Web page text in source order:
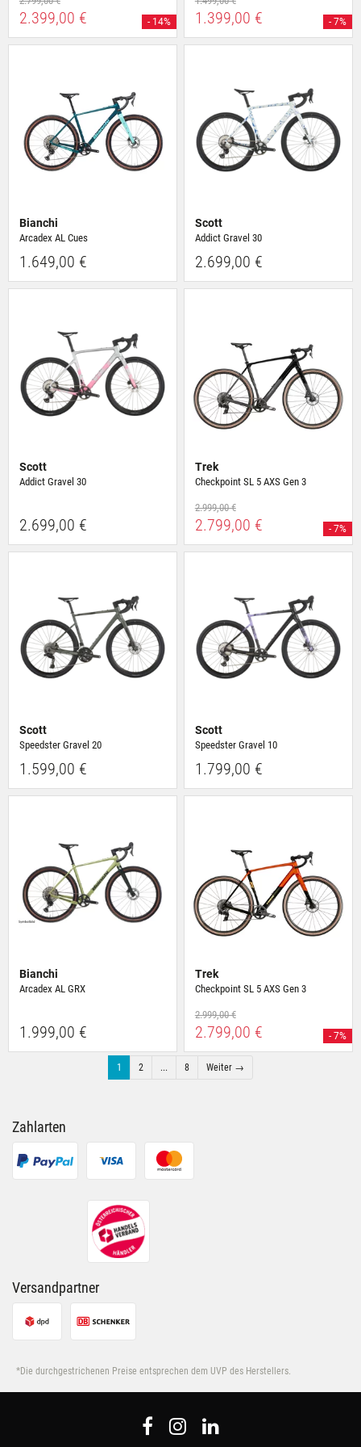
2.399,00 € - 14% 1.399,00 € - 7%
Bianchi
Arcadex AL Cues
1.649,00 €
Scott
Addict Gravel 30
2.699,00 €
Scott
Addict Gravel 30
2.699,00 €
Trek
Checkpoint SL 5 AXS Gen 3
2.999,00 €
2.799,00 € - 7%
Scott
Speedster Gravel 20
1.599,00 €
Scott
Speedster Gravel 10
1.799,00 €
Bianchi
Arcadex AL GRX
1.999,00 €
Trek
Checkpoint SL 5 AXS Gen 3
2.999,00 €
2.799,00 € - 7%
1 2 ... 8 Weiter →
Zahlarten
Versandpartner
*Die durchgestrichenen Preise entsprechen dem UVP des Herstellers.